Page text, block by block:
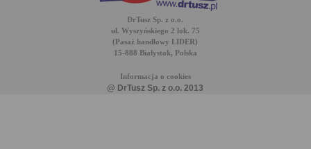
DrTusz Sp. z o.o.
ul. Wyszyńskiego 2 lok. 75
(Pasaż handlowy LIDER)
15-888 Białystok, Polska
Informacja o cookies
@ DrTusz Sp. z o.o. 2013